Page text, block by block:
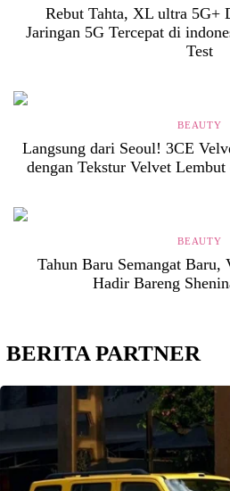
Rebut Tahta, XL ultra 5G+
Jaringan 5G Tercepat di
Test
BEAUTY
Langsung dari Seoul! 3CE
dengan Tekstur Velvet
BEAUTY
Tahun Baru Semangat
Hadir Bareng